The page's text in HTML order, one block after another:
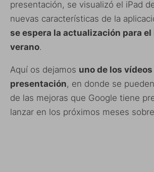
presentación, se visualizó el iPad
nuevas características de la
se espera la actualización para el
verano.
Aquí os dejamos uno de los vídeos
presentación, en donde se
de las mejoras que Google tiene
lanzar en los próximos meses